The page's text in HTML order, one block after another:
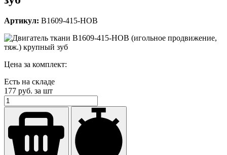
Артикул: B1609-415-HOB
Цена за комплект:
Есть на складе
177 руб. за шт